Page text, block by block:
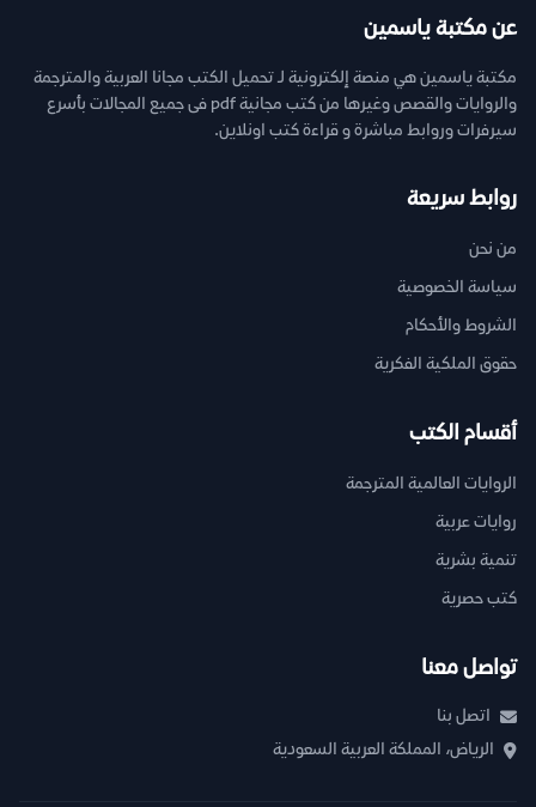
عن مكتبة ياسمين
مكتبة ياسمين هي منصة إلكترونية لـ تحميل الكتب مجانا العربية والمترجمة
والروايات والقصص وغيرها من كتب مجانية pdf فى جميع المجالات بأسرع
سيرفرات وروابط مباشرة و قراءة كتب اونلاين.
روابط سريعة
من نحن
سياسة الخصوصية
الشروط والأحكام
حقوق الملكية الفكرية
أقسام الكتب
الروايات العالمية المترجمة
روايات عربية
تنمية بشرية
كتب حصرية
تواصل معنا
اتصل بنا
الرياض، المملكة العربية السعودية